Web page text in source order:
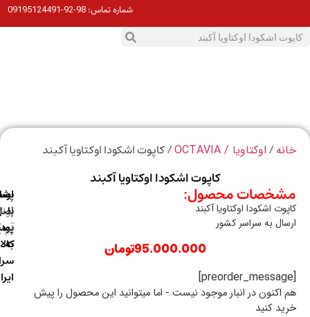
شماره تماس:98-92-09195124491
/اوکتاویا / OCTAVIA / کاپوت اشکودا اوکتاویا آکبند
کاپوت اشکودا اوکتاویا آکبند
محصول:
اشکودا اوکتاویا آکبند
به سراسر کشور
95.000.000تومان
در انبار موجود نیست - اما میتوانید این محصول را پیش
کنید
سراسر
اصالت
پشتیبانی
(واتس